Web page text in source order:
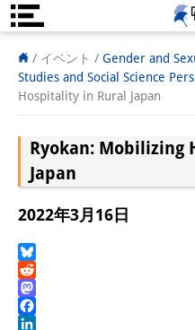
DIJ案内
研究所の概要
執行部
リサーチ・チ
日
/ イベント / Gender and
Studies and Social Science
Hospitality in Rural Japan
Ryokan: Mobilizing
Japan
2022年3月16日
Bluesky
Reddit
Mastodon
Facebook